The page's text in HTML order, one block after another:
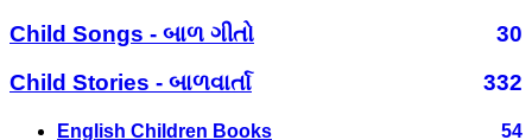
Child Songs - બાળ ગીતો
30
Child Stories - બાળવાર્તા
332
English Children Books 54